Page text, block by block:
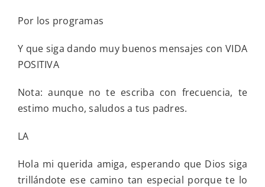
Por los programas
Y que siga dando muy buenos mensajes con VIDA
POSITIVA
Nota: aunque no te escriba con frecuencia, te
estimo mucho, saludos a tus padres.
LA
Hola mi querida amiga, esperando que Dios siga
trillándote ese camino tan especial porque te lo